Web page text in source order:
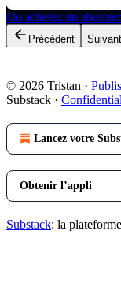
Ou achetez un
Précédent Suivant
© 2026 Tristan ·
Substack ·
Lancez votre
Obtenir l’appli
Substack: la